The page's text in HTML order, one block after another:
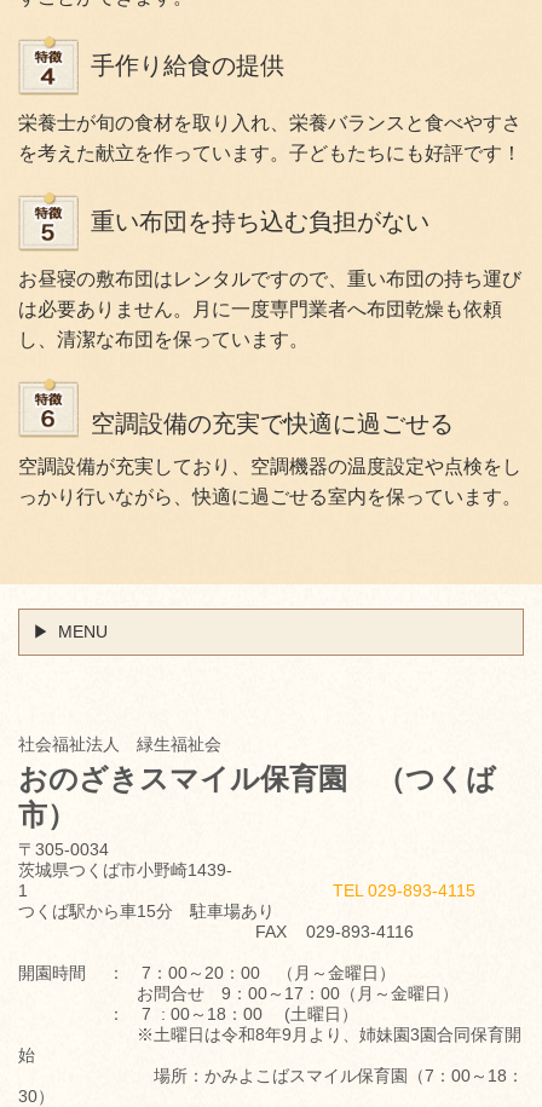
手作り給食の提供
栄養士が旬の食材を取り入れ、栄養バランスと食べやすさ
を考えた献立を作っています。子どもたちにも好評です！
重い布団を持ち込む負担がない
お昼寝の敷布団はレンタルですので、重い布団の持ち運び
は必要ありません。月に一度専門業者へ布団乾燥も依頼
し、清潔な布団を保っています。
空調設備の充実で快適に過ごせる
空調設備が充実しており、空調機器の温度設定や点検をし
っかり行いながら、快適に過ごせる室内を保っています。
MENU
社会福祉法人 緑生福祉会
おのざきスマイル保育園
（つくば
市）
〒305-0034
茨城県つくば市小野崎1439-
1 TEL 029-893-4115
つくば駅から車15分 駐車場あり
FAX 029-893-4116
開園時間 ： 7：00～20：00 （月～金曜日）
お問合せ 9：00～17：00（月～金曜日）
： 7 : 00～18：00 (土曜日）
※土曜日は令和8年9月より、姉妹園3園合同保育開
始
場所：かみよこばスマイル保育園（7：00～18：
30）